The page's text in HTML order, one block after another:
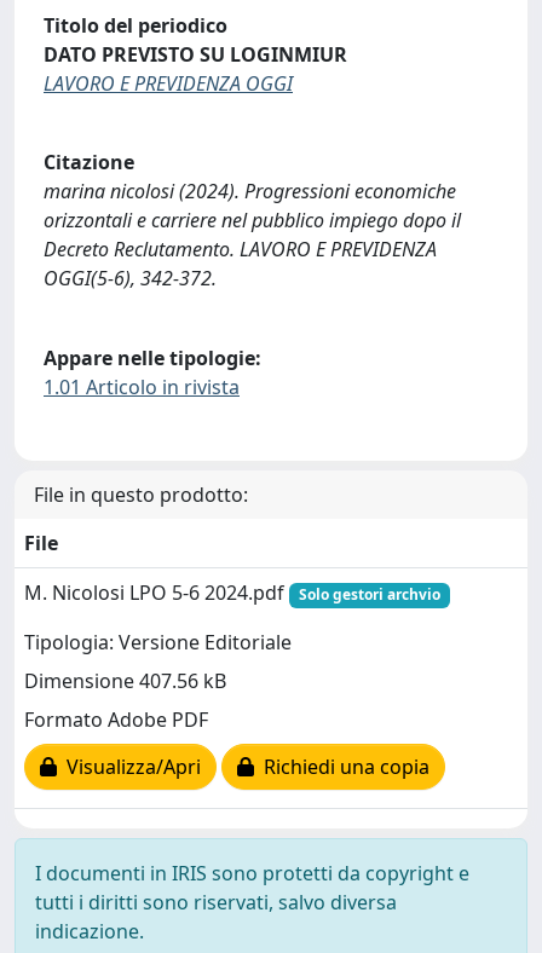
Titolo del periodico
DATO PREVISTO SU LOGINMIUR
LAVORO E PREVIDENZA OGGI
Citazione
marina nicolosi (2024). Progressioni economiche
orizzontali e carriere nel pubblico impiego dopo il
Decreto Reclutamento. LAVORO E PREVIDENZA
OGGI(5-6), 342-372.
Appare nelle tipologie:
1.01 Articolo in rivista
File in questo prodotto:
File
M. Nicolosi LPO 5-6 2024.pdf
Solo gestori archvio
Tipologia: Versione Editoriale
Dimensione 407.56 kB
Formato Adobe PDF
Visualizza/Apri
Richiedi una copia
I documenti in IRIS sono protetti da copyright e
tutti i diritti sono riservati, salvo diversa
indicazione.